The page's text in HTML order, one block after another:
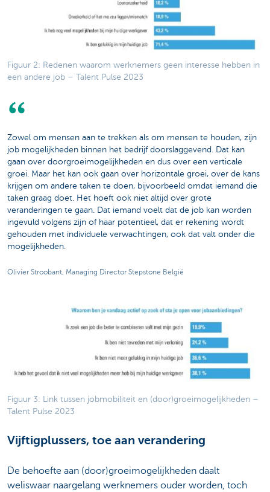
Figuur 2: Redenen waarom werknemers geen interesse hebben in
een andere job – Talent Pulse 2023
Zowel om mensen aan te trekken als om mensen te houden, zijn
job mogelijkheden binnen het bedrijf doorslaggevend. Dat kan
gaan over doorgroeimogelijkheden en dus over een verticale
groei. Maar het kan ook gaan over horizontale groei, over de kans
krijgen om andere taken te doen, bijvoorbeeld omdat iemand die
taken graag doet. Het hoeft ook niet altijd over grote
veranderingen te gaan. Dat iemand voelt dat de job kan worden
ingevuld volgens zijn of haar potentieel, dat er rekening wordt
gehouden met individuele verwachtingen, ook dat valt onder die
mogelijkheden.
Olivier Stroobant, Managing Director Stepstone België
Figuur 3: Link tussen jobmobiliteit en (door)groeimogelijkheden –
Talent Pulse 2023
Vijftigplussers, toe aan verandering
De behoefte aan (door)groeimogelijkheden daalt
weliswaar naargelang werknemers ouder worden, toch